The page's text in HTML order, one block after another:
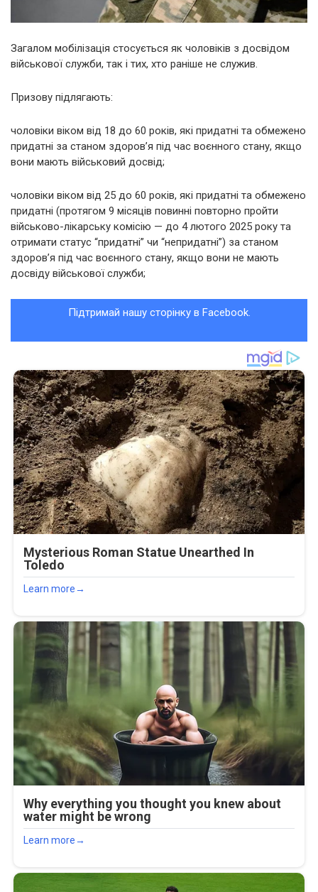
Загалом мобілізація стосується як чоловіків з досвідом
військової служби, так і тих, хто раніше не служив.
Призову підлягають:
чоловіки віком від 18 до 60 років, які придатні та обмежено
придатні за станом здоров’я під час воєнного стану, якщо
вони мають військовий досвід;
чоловіки віком від 25 до 60 років, які придатні та обмежено
придатні (протягом 9 місяців повинні повторно пройти
військово-лікарську комісію — до 4 лютого 2025 року та
отримати статус “придатні” чи “непридатні”) за станом
здоров’я під час воєнного стану, якщо вони не мають
досвіду військової служби;
Підтримай нашу сторінку в Facebook.